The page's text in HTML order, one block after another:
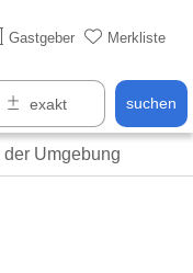
Gastgeber Merkliste
suchen
Umgebung